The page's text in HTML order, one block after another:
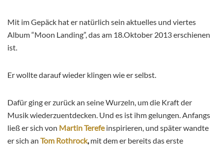
Mit im Gepäck hat er natürlich sein aktuelles und viertes
Album “Moon Landing”, das am 18.Oktober 2013 erschienen
ist.
Er wollte darauf wieder klingen wie er selbst.
Dafür ging er zurück an seine Wurzeln, um die Kraft der
Musik wiederzuentdecken. Und es ist ihm gelungen. Anfangs
ließ er sich von Martin Terefe inspirieren, und später wandte
er sich an Tom Rothrock,mit dem er bereits das erste